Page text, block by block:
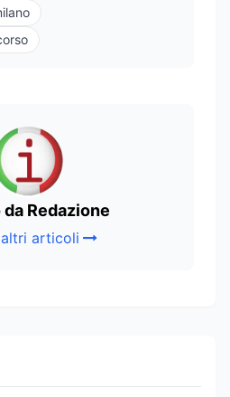
Redazione
articoli